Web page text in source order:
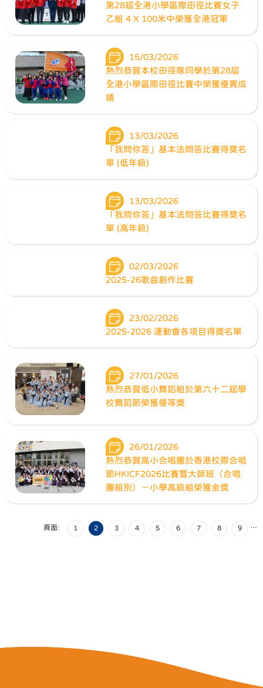
第28屆全港小學區際田徑比賽女子
乙組 4 X 100米中榮獲全港冠軍
15/03/2026
熱烈恭賀本校田徑隊同學於第28屆
全港小學區際田徑比賽中榮獲優異成
績
13/03/2026
「我問你答」基本法問答比賽得獎名
單 (低年級)
13/03/2026
「我問你答」基本法問答比賽得獎名
單 (高年級)
02/03/2026
2025-26歌曲創作比賽
23/02/2026
2025-2026 運動會各項目得獎名單
27/01/2026
熱烈恭賀低小舞蹈組於第六十二屆學
校舞蹈節榮獲優等獎
26/01/2026
熱烈恭賀高小合唱團於香港校際合唱
節HKICF2026比賽暨大師班（合唱
團組別）－小學高級組榮獲金獎
頁面: 1 2 3 4 5 6 7 8 9 …